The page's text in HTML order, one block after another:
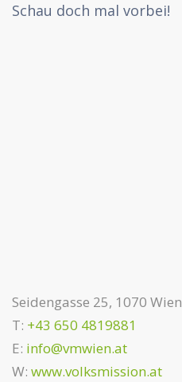
Schau doch mal vorbei!
Seidengasse 25, 1070 Wien
T: +43 650 4819881
E: info@vmwien.at
W: www.volksmission.at